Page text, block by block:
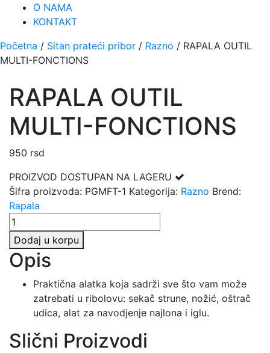
O NAMA
KONTAKT
Početna / Sitan prateći pribor / Razno / RAPALA OUTIL
MULTI-FONCTIONS
RAPALA OUTIL
MULTI-FONCTIONS
950 rsd
PROIZVOD DOSTUPAN NA LAGERU
Šifra proizvoda: PGMFT-1 Kategorija: Razno Brend:
Rapala
RAPALA
OUTIL
MULTI-
FONCTIONS
Dodaj u korpu
Opis
Praktična alatka koja sadrži sve što vam može
zatrebati u ribolovu: sekač strune, nožić, oštrač
udica, alat za navodjenje najlona i iglu.
Slični Proizvodi